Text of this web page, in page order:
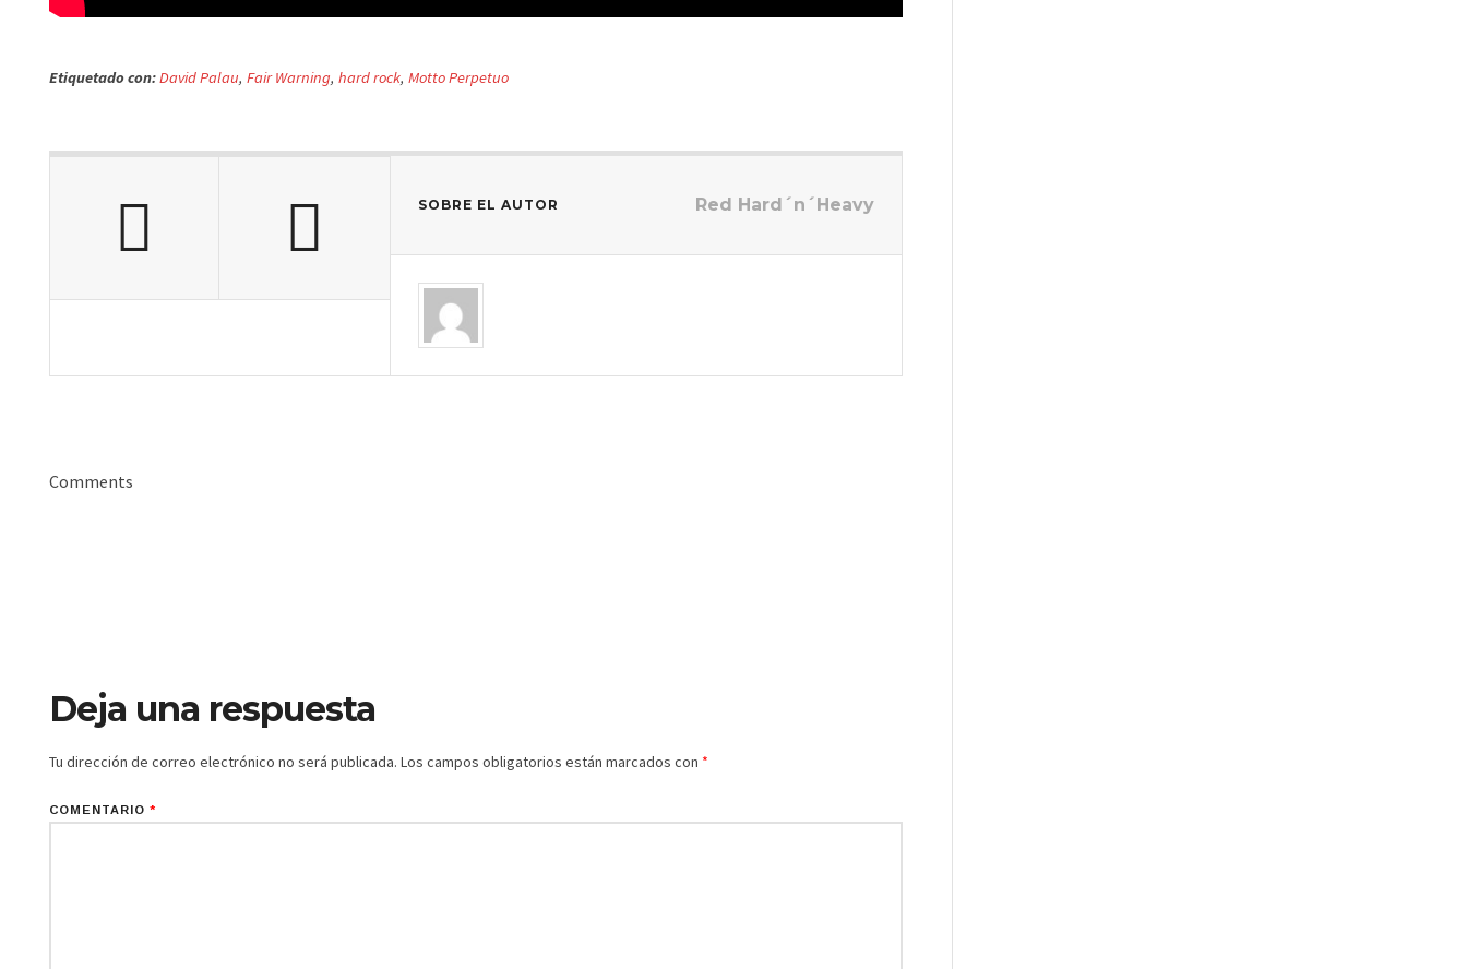
Etiquetado con:David Palau, Fair Warning, hard rock, Motto Perpetuo
SOBRE EL AUTOR Red Hard´n´Heavy
Comments
Deja una respuesta
Tu dirección de correo electrónico no será publicada. Los campos obligatorios están marcados con *
COMENTARIO *